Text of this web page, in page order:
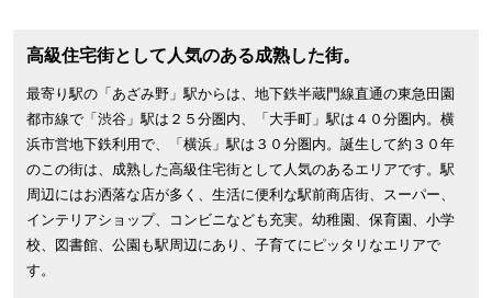
高級住宅街として人気のある成熟した街。
最寄り駅の「あざみ野」駅からは、地下鉄半蔵門線直通の東急田園
都市線で「渋谷」駅は２５分圏内、「大手町」駅は４０分圏内。横
浜市営地下鉄利用で、「横浜」駅は３０分圏内。誕生して約３０年
のこの街は、成熟した高級住宅街として人気のあるエリアです。駅
周辺にはお洒落な店が多く、生活に便利な駅前商店街、スーパー、
インテリアショップ、コンビニなども充実。幼稚園、保育園、小学
校、図書館、公園も駅周辺にあり、子育てにピッタリなエリアで
す。